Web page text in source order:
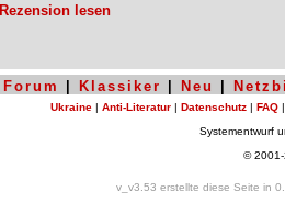
Rezension lesen
Forum Klassiker Neu
Ukraine | Anti-Literatur | Datenschutz | FAQ
Systementwurf
©
v_v3.53 erstellte diese Seite in